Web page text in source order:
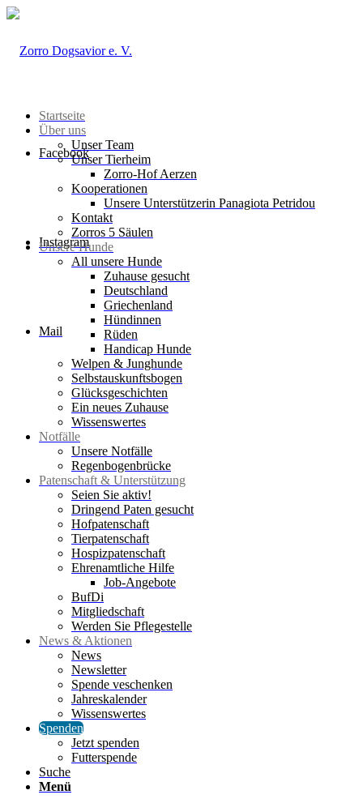
Facebook
Instagram
Mail
Startseite
Über uns
Unser Team
Unser Tierheim
Zorro-Hof Aerzen
Kooperationen
Unsere Unterstützerin Panagiota Petridou
Kontakt
Zorros 5 Säulen
Unsere Hunde
All unsere Hunde
Zuhause gesucht
Deutschland
Griechenland
Hündinnen
Rüden
Handicap Hunde
Welpen & Junghunde
Selbstauskunftsbogen
Glücksgeschichten
Ein neues Zuhause
Wissenswertes
Notfälle
Unsere Notfälle
Regenbogenbrücke
Patenschaft & Unterstützung
Seien Sie aktiv!
Dringend Paten gesucht
Hofpatenschaft
Tierpatenschaft
Hospizpatenschaft
Ehrenamtliche Hilfe
Job-Angebote
BufDi
Mitgliedschaft
Werden Sie Pflegestelle
News & Aktionen
News
Newsletter
Spende veschenken
Jahreskalender
Wissenswertes
Spenden
Jetzt spenden
Futterspende
Suche
Menü